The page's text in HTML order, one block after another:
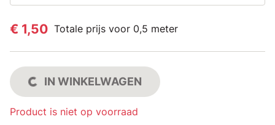
€ 1,50 Totale prijs voor 0,5 meter
IN WINKELWAGEN
Product is niet op voorraad